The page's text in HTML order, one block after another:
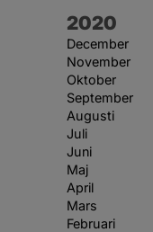
År:
2020
December
November
Oktober
September
Augusti
Juli
Juni
Maj
April
Mars
Februari